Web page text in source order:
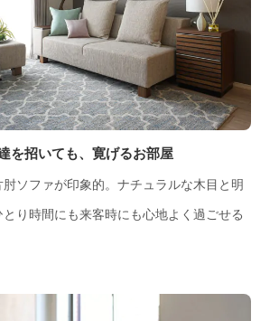
を招いても、寛げるお部屋
ソファが印象的。ナチュラルな木目と明
り時間にも来客時にも心地よく過ごせる